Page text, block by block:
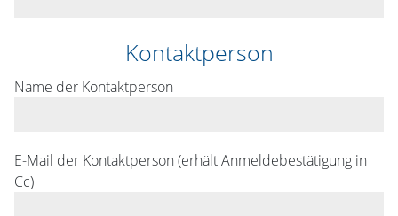
Kontaktperson
Name der Kontaktperson
E-Mail der Kontaktperson (erhält Anmeldebestätigung in
Cc)